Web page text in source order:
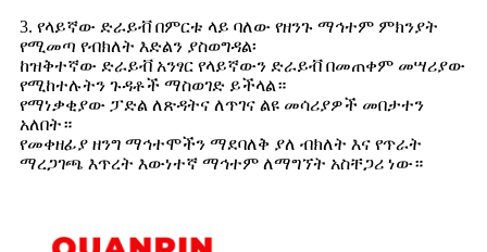
3. የላይኛው ድራይቭ በምርቱ ላይ ባለው የዘንጉ ማኅተም ምክንያት
የሚመጣ የብክለት እድልን ያስወግዳል፡
ከዝቅተኛው ድራይቭ አንፃር የላይኛውን ድራይቭ በመጠቀም መሣሪያው
የሚከተሉትን ጉዳቶች ማስወገድ ይችላል።
የማነቃቂያው ፓድል ለጽዳትና ለጥገና ልዩ መሳሪያዎች መበታተን
አለበት።
የመቀዘፊያ ዘንግ ማኅተሞችን ማደባለቅ ያለ ብክለት እና የጥራት
ማረጋገጫ እጥረት እውነተኛ ማኅተም ለማግኘት አስቸጋሪ ነው።